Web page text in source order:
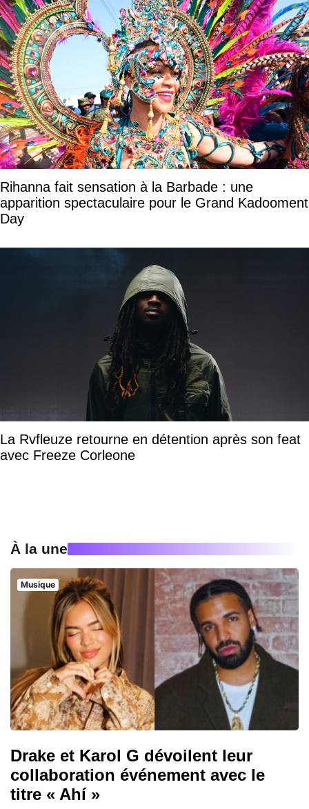
Rihanna fait sensation à la Barbade : une
apparition spectaculaire pour le Grand Kadooment
Day
La Rvfleuze retourne en détention après son feat
avec Freeze Corleone
À la une
Musique
Drake et Karol G dévoilent leur
collaboration événement avec le
titre « Ahí »